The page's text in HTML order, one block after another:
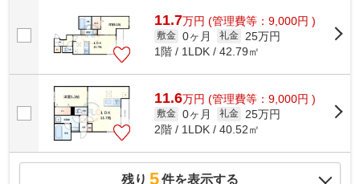
11.7万円 (管理費等：9,000円 )
敷金 0ヶ月 礼金
25万円
1階 / 1LDK / 42.79㎡
11.6万円 (管理費等：9,000円 )
敷金 0ヶ月 礼金
25万円
2階 / 1LDK / 40.52㎡
残り 5件を表示する